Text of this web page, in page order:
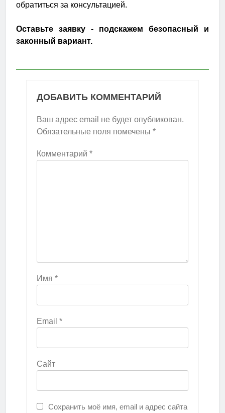
обратиться за консультацией.
Оставьте заявку - подскажем безопасный и
законный вариант.
ДОБАВИТЬ КОММЕНТАРИЙ
Ваш адрес email не будет опубликован.
Обязательные поля помечены *
Комментарий *
Имя *
Email *
Сайт
Сохранить моё имя, email и адрес сайта